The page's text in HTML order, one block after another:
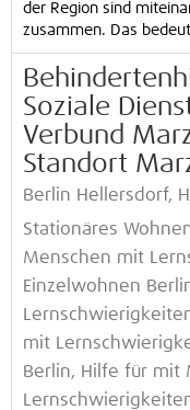
der Region sind
zusammen. Das
Soziale
Verbund
Standort
Berlin Hellersdorf,
Stationäres
Menschen mit
Einzelwohnen
mit
Berlin, Hilfe für mit